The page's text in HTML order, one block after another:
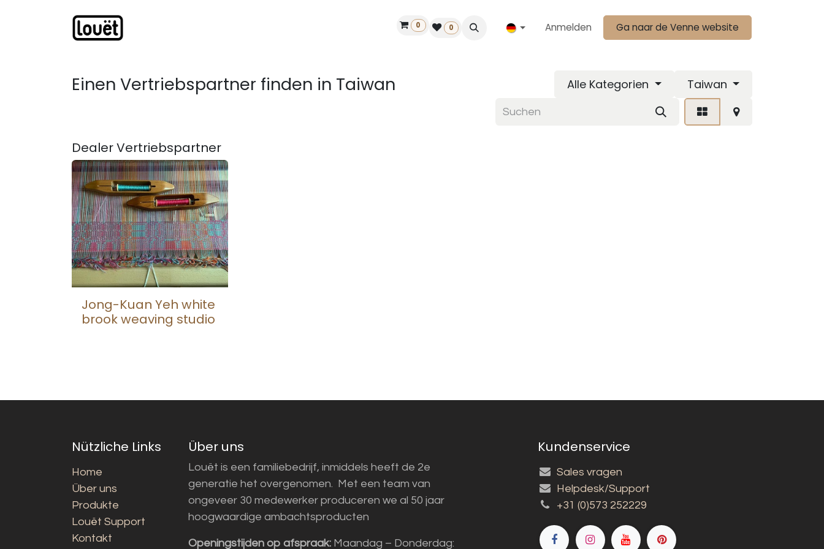
Finde einen Händler
0 0 Anmelden Ga naar de Venne website
Einen Vertriebspartner finden in Taiwan Alle Kategorien Taiwan
DealerVertriebspartner
Jong-Kuan Yeh white
brook weaving studio
Nützliche Links
Home
Über uns
Produkte
Louët Support
Kontakt
Über uns
Louët is een familiebedrijf, inmiddels heeft de 2e
generatie het overgenomen. Met een team van
ongeveer 30 medewerker produceren we al 50 jaar
hoogwaardige ambachtsproducten
Openingstijden op afspraak: Maandag – Donderdag:
Kundenservice
Sales vragen
Helpdesk/Support
+31 (0)573 252229